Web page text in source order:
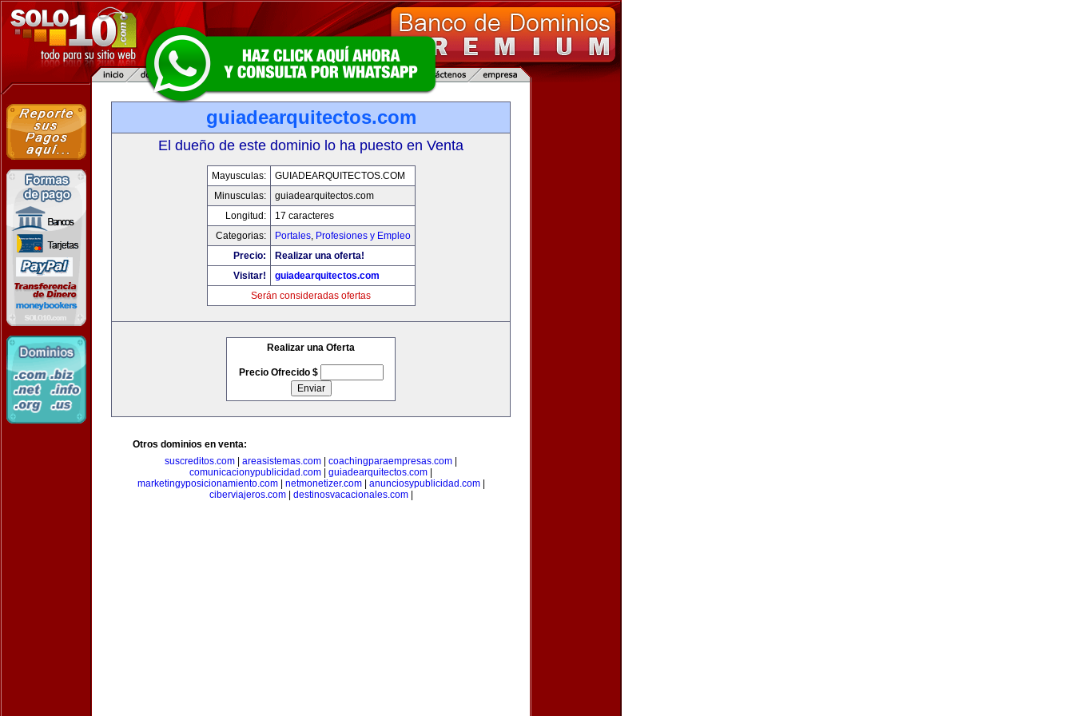
guiadearquitectos.com
El dueño de este dominio lo ha puesto en Venta
Mayusculas:
GUIADEARQUITECTOS.COM
Minusculas:
guiadearquitectos.com
Longitud:
17 caracteres
Categorias:
Portales, Profesiones y Empleo
Precio:
Realizar una oferta!
Visitar!
guiadearquitectos.com
Serán consideradas ofertas
Realizar una Oferta
Precio Ofrecido $
Otros dominios en venta:
suscreditos.com
areasistemas.com coachingparaempresas.com
comunicacionypublicidad.com
guiadearquitectos.com
marketingyposicionamiento.com| netmonetizer.com| anunciosypublicidad.com|
ciberviajeros.com| destinosvacacionales.com|